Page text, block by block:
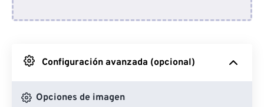
Desde Google Drive
Desde OneDrive
Configuración avanzada (opcional)
Opciones de imagen